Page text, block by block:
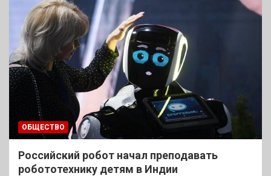
ОБЩЕСТВО
Российский робот начал преподавать
робототехнику детям в Индии